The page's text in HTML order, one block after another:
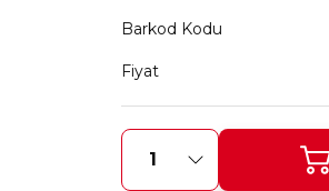
Barkod Kodu
Fiyat